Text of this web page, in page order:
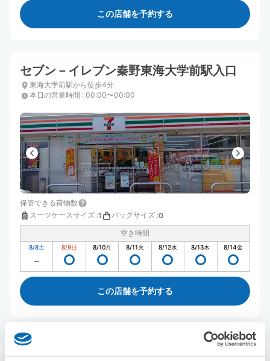
この店舗を予約する
セブン－イレブン秦野東海大学前駅入口
東海大学前駅から徒歩4分
本日の営業時間 : 00:00〜00:00
保管できる荷物数
スーツケースサイズ :1 バッグサイズ :0
空き時間
8/8土 8/9日 8/10月 8/11火 8/12水 8/13木 8/14金
この店舗を予約する